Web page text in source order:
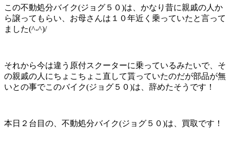
この不動処分バイク(ジョグ５０)は、かなり昔に親戚の人か
ら譲ってもらい、お母さんは１０年近く乗っていたと言って
ました(^-^)/
それから今は違う原付スクーターに乗っているみたいで、そ
の親戚の人にちょこちょこ直して貰っていたのだが部品が無
いとの事でこのバイク(ジョグ５０)は、辞めたそうです！
本日２台目の、不動処分バイク(ジョグ５０)は、買取です！